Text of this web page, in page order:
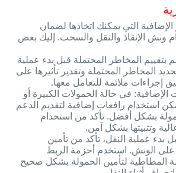
الإضافية التي يمكنك اتخاذها لضمان
ونش الإنقاذ والنقل والسحب. إليك بعض
بتقييم المخاطر المحتملة قبل بدء عملية
المخاطر المحتملة وتقدير تأثيرها على
إجراءات ملائمة للتعامل معها.
الإضافية: في حالة الحمولات الكبيرة أو
استخدام رافعات إضافية لتقديم الدعم
بشكل أفضل. تأكد من استخدام
وتثبيتها بشكل آمن.
بدء عملية النقل، تأكد من تأمين
الونش. استخدم أحزمة الربط
المطاطية لتأمين الحمولة بشكل صحيح